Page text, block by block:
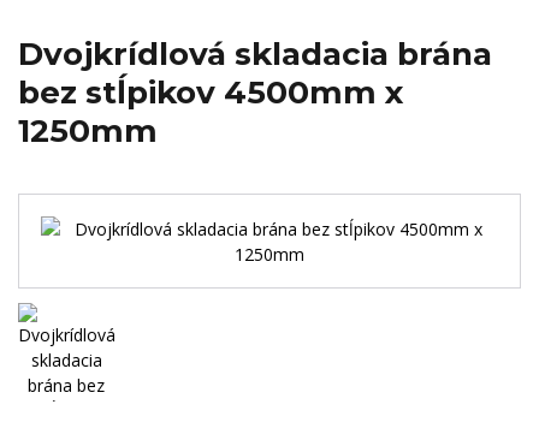
Dvojkrídlová skladacia brána
bez stĺpikov 4500mm x
1250mm